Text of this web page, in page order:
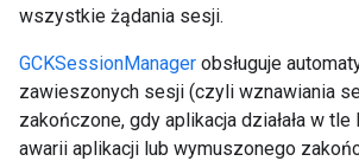
wszystkie żądania sesji.
GCKSessionManager obsługuje
zawieszonych sesji (czyli wznawiania
zakończone, gdy aplikacja działała w
awarii aplikacji lub wymuszonego